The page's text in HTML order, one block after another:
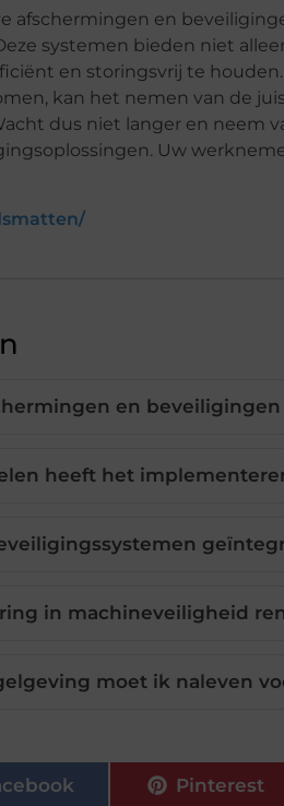
afschermingen en
systemen bieden niet
en storingsvrij te
kan het nemen van de
dus niet langer en neem
Uw
en
heeft het
in machineveiligheid
moet ik naleven
Pinterest